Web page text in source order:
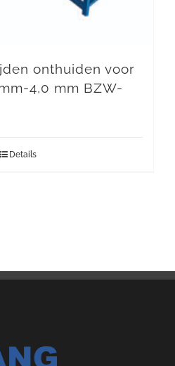
onthuiden voor
4,0 mm BZW-
Details